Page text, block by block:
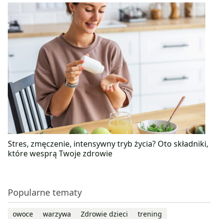
Stres, zmęczenie, intensywny tryb życia? Oto składniki,
które wesprą Twoje zdrowie
Popularne tematy
owoce warzywa Zdrowie dzieci trening